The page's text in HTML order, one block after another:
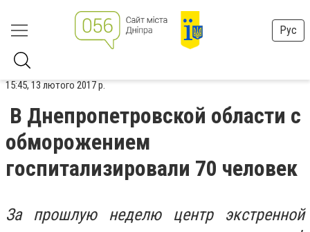
Рус
15:45, 13 лютого 2017 р.
В Днепропетровской области с
обморожением
госпитализировали 70 человек
За прошлую неделю центр экстренной